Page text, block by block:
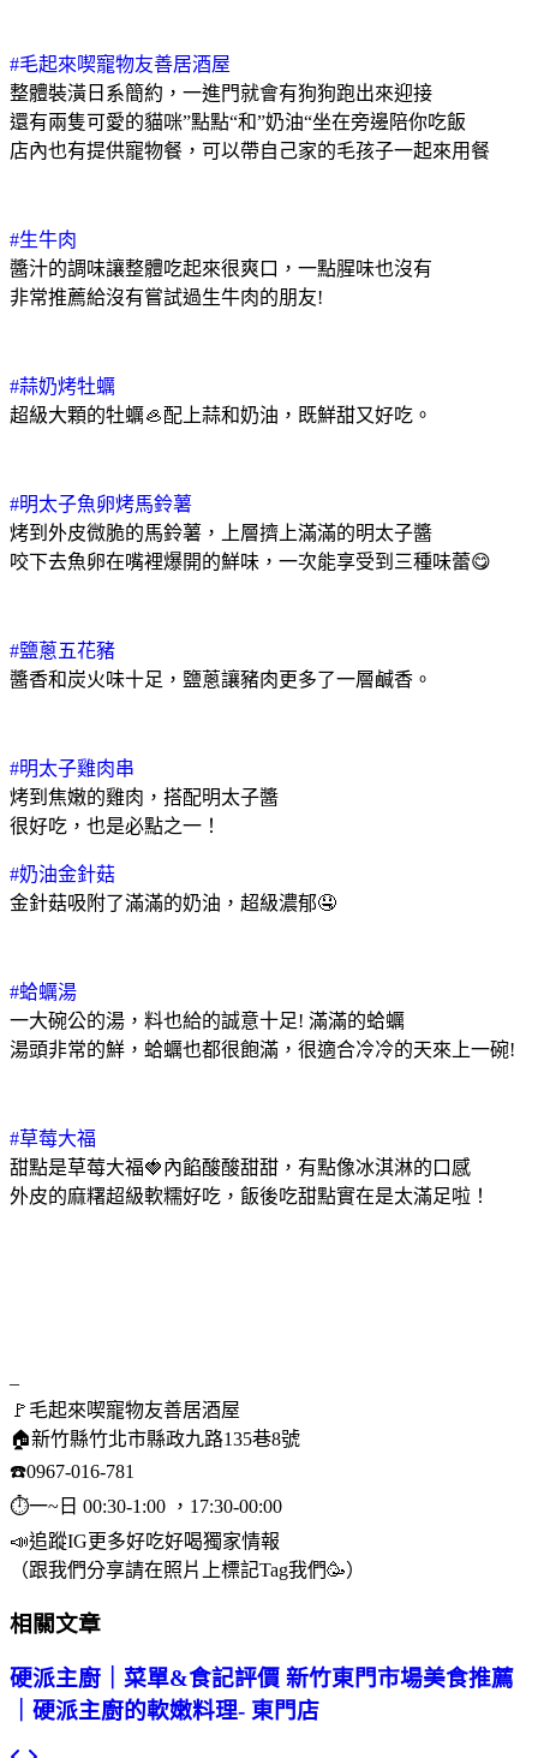
#毛起來喫寵物友善居酒屋
整體裝潢日系簡約，一進門就會有狗狗跑出來迎接
還有兩隻可愛的貓咪”點點“和”奶油“坐在旁邊陪你吃飯
店內也有提供寵物餐，可以帶自己家的毛孩子一起來用餐
#生牛肉
醬汁的調味讓整體吃起來很爽口，一點腥味也沒有
非常推薦給沒有嘗試過生牛肉的朋友!
#蒜奶烤牡蠣
超級大顆的牡蠣🦪配上蒜和奶油，既鮮甜又好吃。
#明太子魚卵烤馬鈴薯
烤到外皮微脆的馬鈴薯，上層擠上滿滿的明太子醬
咬下去魚卵在嘴裡爆開的鮮味，一次能享受到三種味蕾😋
#鹽蔥五花豬
醬香和炭火味十足，鹽蔥讓豬肉更多了一層鹹香。
#明太子雞肉串
烤到焦嫩的雞肉，搭配明太子醬
很好吃，也是必點之一！
#奶油金針菇
金針菇吸附了滿滿的奶油，超級濃郁🤤
#蛤蠣湯
一大碗公的湯，料也給的誠意十足! 滿滿的蛤蠣
湯頭非常的鮮，蛤蠣也都很飽滿，很適合冷冷的天來上一碗!
#草莓大福
甜點是草莓大福🍓內餡酸酸甜甜，有點像冰淇淋的口感
外皮的麻糬超級軟糯好吃，飯後吃甜點實在是太滿足啦！
–
🚩毛起來喫寵物友善居酒屋
🏠新竹縣竹北市縣政九路135巷8號
☎️0967-016-781
⏱️一~日 00:30-1:00 ，17:30-00:00
📣追蹤IG更多好吃好喝獨家情報
（跟我們分享請在照片上標記Tag我們🥳）
相關文章
硬派主廚｜菜單&食記評價 新竹東門市場美食推薦
｜硬派主廚的軟嫩料理- 東門店